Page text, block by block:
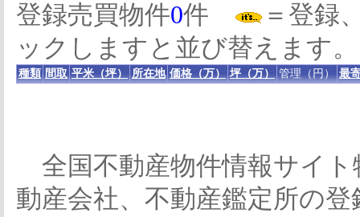
登録売買物件0件
＝登録
ックしますと並び替えます。
種類 間取 平米（坪） 所在地 価格（万） 坪（万） 管理（円） 最
全国不動産物件情報サイト
動産会社、不動産鑑定所の